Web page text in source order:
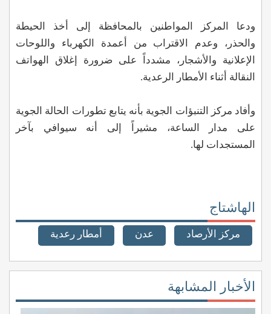
ودعا المركز المواطنين بالمحافظة إلى أخذ الحيطة
والحذر، وعدم الاقتراب من أعمدة الكهرباء واللوحات
الإعلانية والأشجار، مشدداً على ضرورة إغلاق الهواتف
النقالة أثناء الأمطار الرعدية.
وأفاد مركز التنبؤات الجوية بأنه يتابع تطورات الحالة الجوية
على مدار الساعة، مشيراً إلى أنه سيوافي بآخر
المستجدات لها.
الهاشتاج
مركز الأرصاد عدن أمطار رعدية
الأخبار المشابهة